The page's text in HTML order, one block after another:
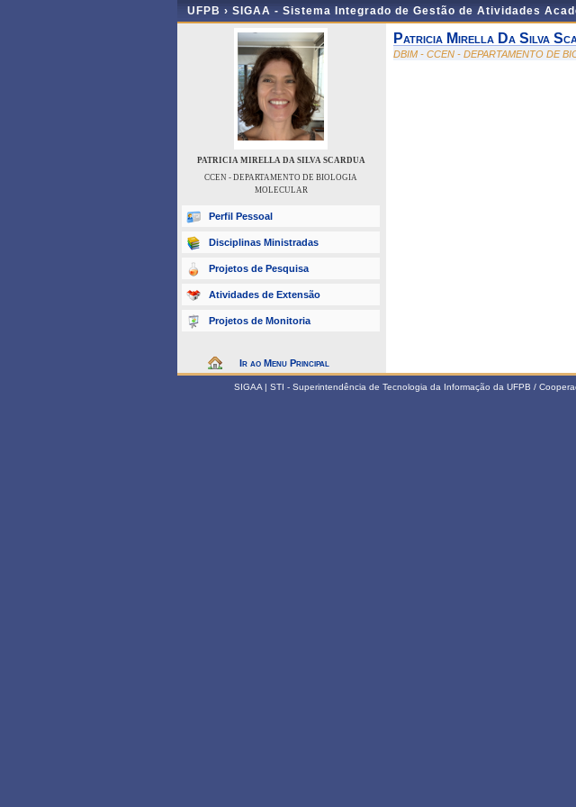
UFPB › SIGAA - Sistema Integrado de Gestão de Atividades
PATRICIA MIRELLA DA SILVA SCARDUA
CCEN - DEPARTAMENTO DE BIOLOGIA
MOLECULAR
Perfil Pessoal
Disciplinas Ministradas
Projetos de Pesquisa
Atividades de Extensão
Projetos de Monitoria
Ir ao Menu Principal
Patricia Mirella Da Silva
DBIM - CCEN - DEPARTAMENTO DE
SIGAA | STI - Superintendência de Tecnologia da Informação da UFPB /